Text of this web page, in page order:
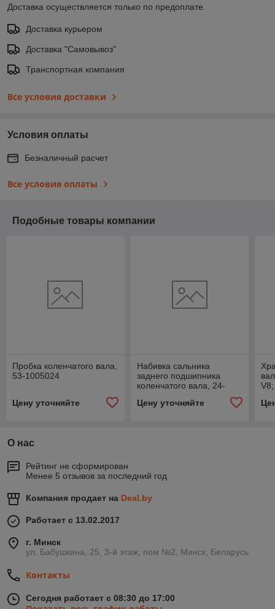
Доставка осуществляется только по предоплате.
Доставка курьером
Доставка "Самовывоз"
Транспортная компания
Все условия доставки
Условия оплаты
Безналичный расчет
Все условия оплаты
Подобные товары компании
Пробка коленчатого вала,
53-1005024
Цену уточняйте
Набивка сальника
заднего подшипника
коленчатого вала, 24-
Цену уточняйте
О нас
Рейтинг не сформирован
Менее 5 отзывов за последний год
Компания продает на Deal.by
Работает с 13.02.2017
г. Минск
ул. Бабушкина, 25, 3-й этаж, пом №2, Минск, Беларусь
Контакты
Сегодня работает с 08:30 до 17:00